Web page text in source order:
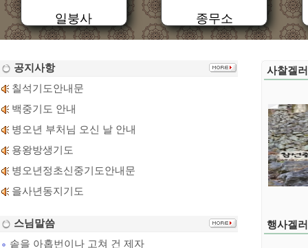
일붕사 종무소
공지사항
칠석기도안내문
백중기도 안내
병오년 부처님 오신 날 안내
용왕방생기도
병오년정초신중기도안내문
을사년동지기도
스님말씀
솥을 아홉번이나 고쳐 건 제자
사찰겔
행사겔